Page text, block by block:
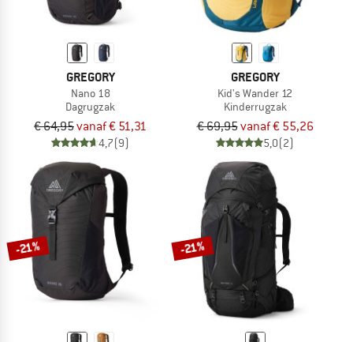
GREGORY
Nano 18
Dagrugzak
€ 64,95vanaf € 51,31
4,7(9)
GREGORY
Kid's Wander 12
Kinderrugzak
€ 69,95vanaf € 55,26
5,0(2)
-21% -21%